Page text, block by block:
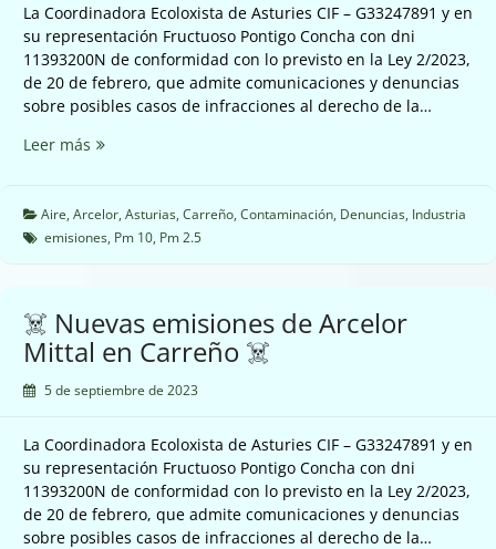
La Coordinadora Ecoloxista de Asturies CIF – G33247891 y en
su representación Fructuoso Pontigo Concha con dni
11393200N de conformidad con lo previsto en la Ley 2/2023,
de 20 de febrero, que admite comunicaciones y denuncias
sobre posibles casos de infracciones al derecho de la…
Leer más ☠️
de
Arcelor
☠️
Aire, Arcelor, Asturias, Carreño, Contaminación, Denuncias, Industria
emisiones, Pm 10, Pm 2.5
☠️ Nuevas emisiones de Arcelor
Mittal en Carreño ☠️
5 de septiembre de 2023
La Coordinadora Ecoloxista de Asturies CIF – G33247891 y en
su representación Fructuoso Pontigo Concha con dni
11393200N de conformidad con lo previsto en la Ley 2/2023,
de 20 de febrero, que admite comunicaciones y denuncias
sobre posibles casos de infracciones al derecho de la…